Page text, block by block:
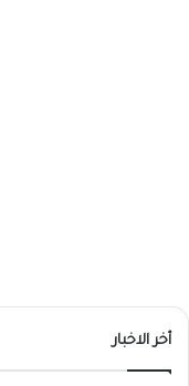
أخر الاخبار